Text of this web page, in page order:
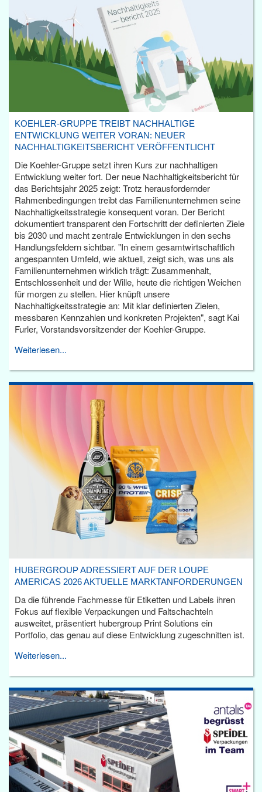
KOEHLER-GRUPPE TREIBT NACHHALTIGE
ENTWICKLUNG WEITER VORAN: NEUER
NACHHALTIGKEITSBERICHT VERÖFFENTLICHT
Die Koehler-Gruppe setzt ihren Kurs zur nachhaltigen
Entwicklung weiter fort. Der neue Nachhaltigkeitsbericht für
das Berichtsjahr 2025 zeigt: Trotz herausfordernder
Rahmenbedingungen treibt das Familienunternehmen seine
Nachhaltigkeitsstrategie konsequent voran. Der Bericht
dokumentiert transparent den Fortschritt der definierten Ziele
bis 2030 und macht zentrale Entwicklungen in den sechs
Handlungsfeldern sichtbar. "In einem gesamtwirtschaftlich
angespannten Umfeld, wie aktuell, zeigt sich, was uns als
Familienunternehmen wirklich trägt: Zusammenhalt,
Entschlossenheit und der Wille, heute die richtigen Weichen
für morgen zu stellen. Hier knüpft unsere
Nachhaltigkeitsstrategie an: Mit klar definierten Zielen,
messbaren Kennzahlen und konkreten Projekten", sagt Kai
Furler, Vorstandsvorsitzender der Koehler-Gruppe.
Weiterlesen...
HUBERGROUP ADRESSIERT AUF DER LOUPE
AMERICAS 2026 AKTUELLE MARKTANFORDERUNGEN
Da die führende Fachmesse für Etiketten und Labels ihren
Fokus auf flexible Verpackungen und Faltschachteln
ausweitet, präsentiert hubergroup Print Solutions ein
Portfolio, das genau auf diese Entwicklung zugeschnitten ist.
Weiterlesen...